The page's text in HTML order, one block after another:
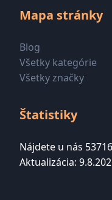
Mapa stránky
Blog
Všetky kategórie
Všetky značky
Štatistiky
Nájdete u nás
Aktualizácia: